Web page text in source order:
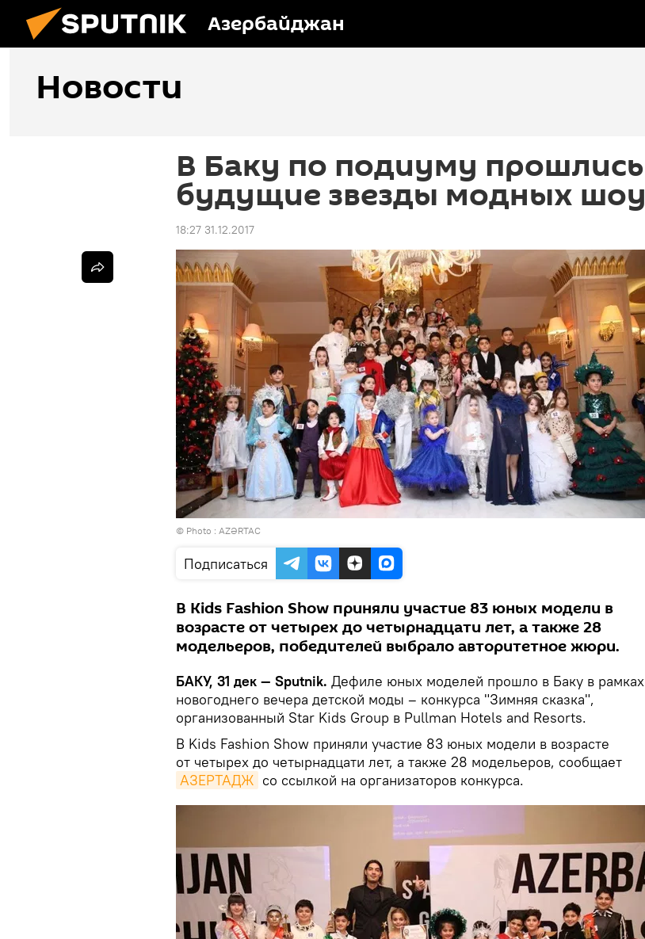
Азербайджан
Новости
В Баку по подиуму прошлись
будущие звезды модных шоу
18:27 31.12.2017
© Photo : AZƏRTAC
Подписаться
В Kids Fashion Show приняли участие 83 юных модели в
возрасте от четырех до четырнадцати лет, а также 28
модельеров, победителей выбрало авторитетное жюри.
БАКУ, 31 дек — Sputnik. Дефиле юных моделей прошло в Баку в рамках
новогоднего вечера детской моды – конкурса "Зимняя сказка",
организованный Star Kids Group в Pullman Hotels and Resorts.
В Kids Fashion Show приняли участие 83 юных модели в возрасте
от четырех до четырнадцати лет, а также 28 модельеров, сообщает
АЗЕРТАДЖ со ссылкой на организаторов конкурса.